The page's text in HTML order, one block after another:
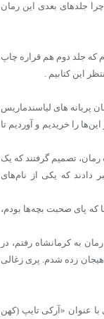
جلدهای بعدی این رمان
که جلد دوم هم قراره چاپ
این کتابیم .
پریانه‌ های لیاسندماریس
را خریدیم و آوردیم تا
تصمیم گرفتند که یک
دادند که یکی از نام‌های
پای صحبت بچه‌ها بودم،
به کرمانشاه رفتم، در
هیجان زده شدم. پری زغالی
نامه‌ها هم مورد توجه و بررسی قرار گرفته، پایان‌نامه‌ای ۲۰۰ صفحه‌ای با عنوان «آرکی تایپ (کهن